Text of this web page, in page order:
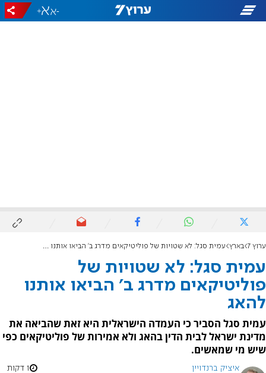
-
+
ערוץ 7 בארץ עמית סגל: לא שטויות של פוליטיקאים מדרג ב' הביאו אותנו להאג
עמית סגל: לא שטויות של
פוליטיקאים מדרג ב' הביאו אותנו
להאג
עמית סגל הסביר כי העמדה הישראלית היא זאת שהביאה את
מדינת ישראל לבית הדין בהאג ולא אמירות של פוליטיקאים כפי
שיש מי שמאשים.
איציק ברנדויין 1 דקות